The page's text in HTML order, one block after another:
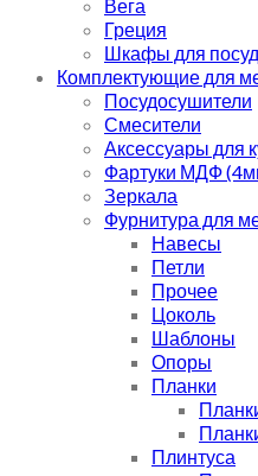
Вега
Греция
Шкафы для
Комплектующие для
Посудосушители
Смесители
Аксессуары для
Фартуки МДФ
Зеркала
Фурнитура для
Навесы
Петли
Прочее
Цоколь
Шаблоны
Опоры
Планки
Плинтуса